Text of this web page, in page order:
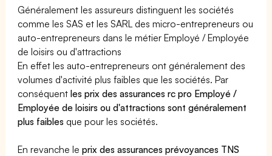
Généralement les assureurs distinguent les sociétés
comme les SAS et les SARL des micro-entrepreneurs ou
auto-entrepreneurs dans le métier Employé / Employée
de loisirs ou d'attractions
En effet les auto-entrepreneurs ont généralement des
volumes d'activité plus faibles que les sociétés. Par
conséquentles prix des assurances rc pro Employé /
Employée de loisirs ou d'attractions sont généralement
plus faibles que pour les sociétés.
En revanche leprix des assurances prévoyances TNS